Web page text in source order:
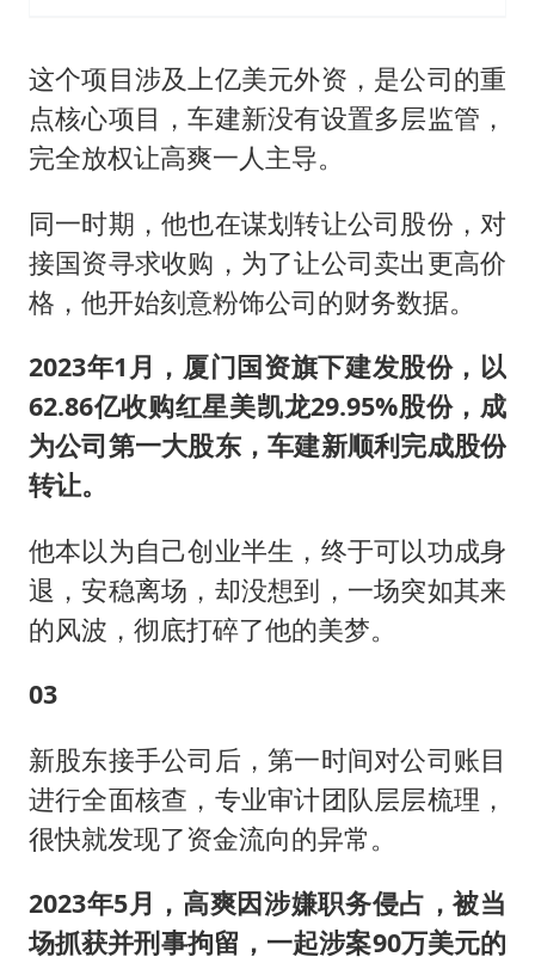
这个项目涉及上亿美元外资，是公司的重
点核心项目，车建新没有设置多层监管，
完全放权让高爽一人主导。
同一时期，他也在谋划转让公司股份，对
接国资寻求收购，为了让公司卖出更高价
格，他开始刻意粉饰公司的财务数据。
2023年1月，厦门国资旗下建发股份，以
62.86亿收购红星美凯龙29.95%股份，成
为公司第一大股东，车建新顺利完成股份
转让。
他本以为自己创业半生，终于可以功成身
退，安稳离场，却没想到，一场突如其来
的风波，彻底打碎了他的美梦。
03
新股东接手公司后，第一时间对公司账目
进行全面核查，专业审计团队层层梳理，
很快就发现了资金流向的异常。
2023年5月，高爽因涉嫌职务侵占，被当
场抓获并刑事拘留，一起涉案90万美元的